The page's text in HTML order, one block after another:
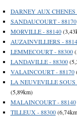
DARNEY AUX CHENES
SANDAUCOURT - 88170
MORVILLE - 88140
AUZAINVILLIERS -
LEMMECOURT - 88300
LANDAVILLE - 88300
VALAINCOURT - 88170
LA NEUVEVILLE SOUS
(5,89km)
MALAINCOURT - 88140
TILLEUX - 88300